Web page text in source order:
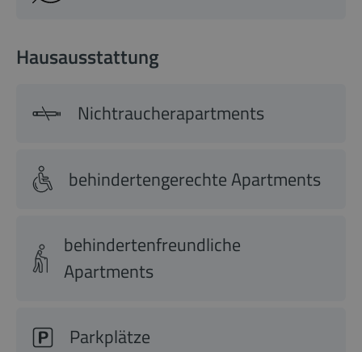
Hausausstattung
Nichtraucherapartments
behindertengerechte Apartments
behindertenfreundliche
Apartments
Parkplätze